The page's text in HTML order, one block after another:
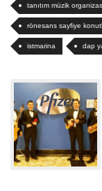
tanıtım müzik
rönesans sayfiye
istmarina dap